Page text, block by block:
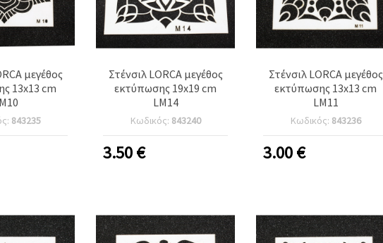
μεγέθος
13x13 cm
843235
Στένσιλ LORCA μεγέθος
εκτύπωσης 19x19 cm
LM14
Κωδικός: 843240
3.50€
Στένσιλ LORCA μεγέθος
εκτύπωσης 13x13 cm
LM11
Κωδικός: 843236
3.00€